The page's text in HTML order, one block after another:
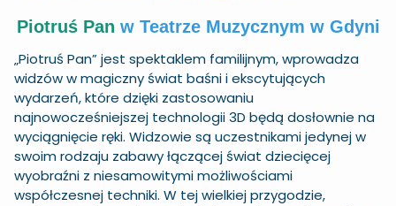
Piotruś Pan w Teatrze Muzycznym w Gdyni
„Piotruś Pan” jest spektaklem familijnym, wprowadza
widzów w magiczny świat baśni i ekscytujących
wydarzeń, które dzięki zastosowaniu
najnowocześniejszej technologii 3D będą dosłownie na
wyciągnięcie ręki. Widzowie są uczestnikami jedynej w
swoim rodzaju zabawy łączącej świat dziecięcej
wyobraźni z niesamowitymi możliwościami
współczesnej techniki. W tej wielkiej przygodzie,